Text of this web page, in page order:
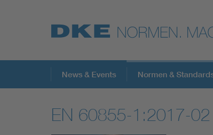
Top-Themen
VDE Fokusthemen
News & Events Normen &
EN 60855-1:2017-02